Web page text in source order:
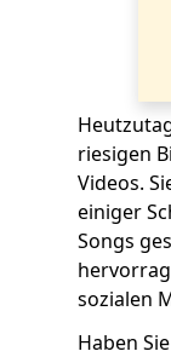
riesigen
Videos.
einiger
Songs
sozialen
Haben